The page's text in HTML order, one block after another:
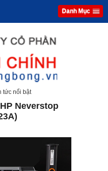
Danh Mục
tức nổi bật
Neverstop